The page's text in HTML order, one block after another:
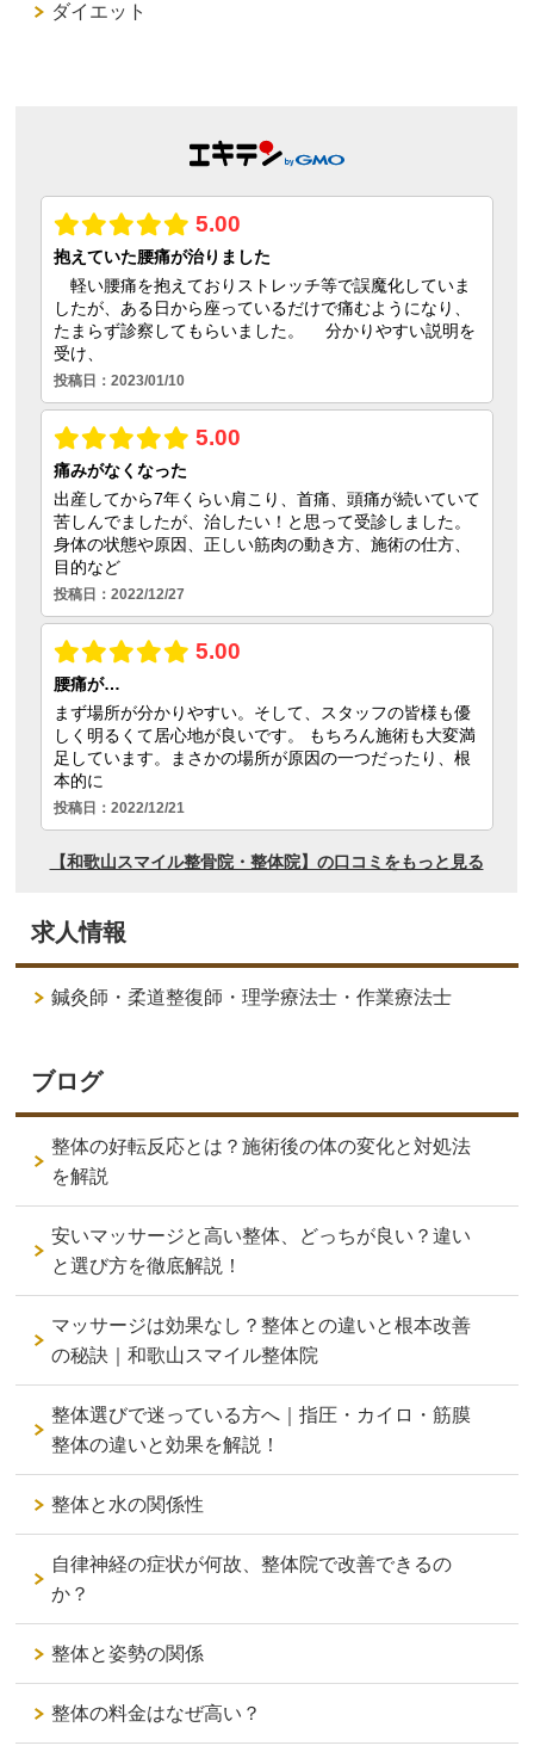
ダイエット
求人情報
鍼灸師・柔道整復師・理学療法士・作業療法士
ブログ
整体の好転反応とは？施術後の体の変化と対処法
を解説
安いマッサージと高い整体、どっちが良い？違い
と選び方を徹底解説！
マッサージは効果なし？整体との違いと根本改善
の秘訣｜和歌山スマイル整体院
整体選びで迷っている方へ｜指圧・カイロ・筋膜
整体の違いと効果を解説！
整体と水の関係性
自律神経の症状が何故、整体院で改善できるの
か？
整体と姿勢の関係
整体の料金はなぜ高い？